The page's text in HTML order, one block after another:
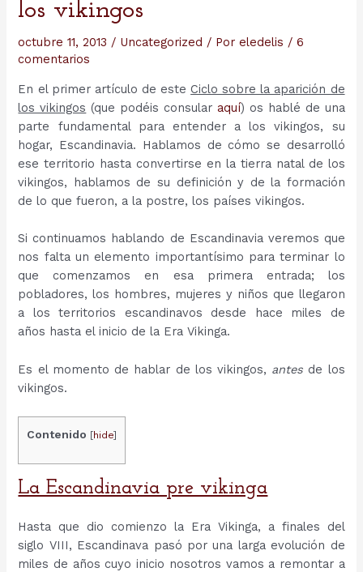
los vikingos
octubre 11, 2013 / Uncategorized / Poreledelis /6
comentarios
En el primer artículo de esteCiclo sobre la aparición de
los vikingos (que podéis consular aquí) os hablé de una
parte fundamental para entender a los vikingos, su
hogar, Escandinavia. Hablamos de cómo se desarrolló
ese territorio hasta convertirse en la tierra natal de los
vikingos, hablamos de su definición y de la formación
de lo que fueron, a la postre, los países vikingos.
Si continuamos hablando de Escandinavia veremos que
nos falta un elemento importantísimo para terminar lo
que comenzamos en esa primera entrada; los
pobladores, los hombres, mujeres y niños que llegaron
a los territorios escandinavos desde hace miles de
años hasta el inicio de la Era Vikinga.
Es el momento de hablar de los vikingos, antes de los
vikingos.
Contenido [hide]
La Escandinavia pre vikinga
Hasta que dio comienzo la Era Vikinga, a finales del
siglo VIII, Escandinava pasó por una larga evolución de
miles de años cuyo inicio nosotros vamos a remontar a